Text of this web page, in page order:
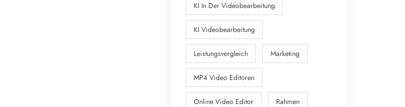
KI In Der Videobearbeitung
KI Videobearbeitung
Leistungsvergleich Marketing
MP4 Video Editoren
Online Video Editor Rahmen